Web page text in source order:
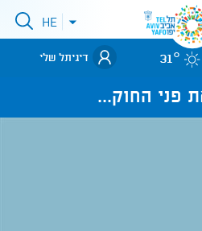
עיריית
פתיחתHE
31° דיגיתל שלי
פני החוק...